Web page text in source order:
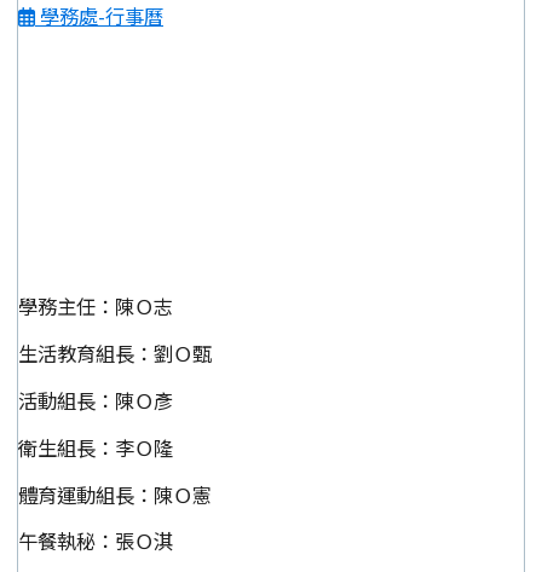
學務處-行事曆
學務主任：陳Ｏ志
生活教育組長：劉Ｏ甄
活動組長：陳Ｏ彥
衛生組長：李Ｏ隆
體育運動組長：陳Ｏ憲
午餐執秘：張Ｏ淇